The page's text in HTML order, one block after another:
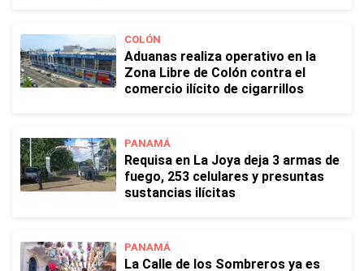
COLÓN
Aduanas realiza operativo en la
Zona Libre de Colón contra el
comercio ilícito de cigarrillos
PANAMÁ
Requisa en La Joya deja 3 armas de
fuego, 253 celulares y presuntas
sustancias ilícitas
PANAMÁ
La Calle de los Sombreros ya es